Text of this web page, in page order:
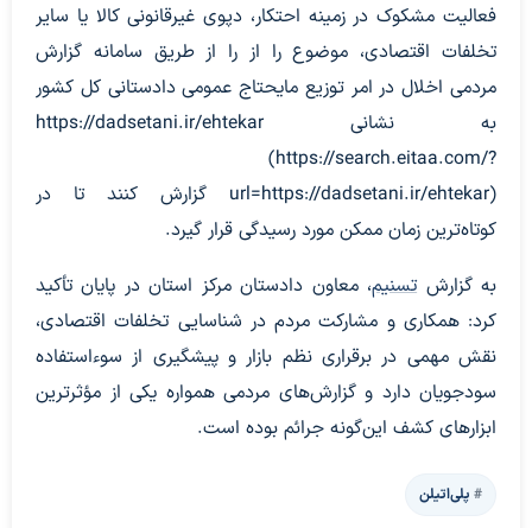
فعالیت مشکوک در زمینه احتکار، دپوی غیرقانونی کالا یا سایر
تخلفات اقتصادی، موضوع را از را از طریق سامانه گزارش
مردمی اخلال در امر توزیع مایحتاج عمومی دادستانی کل کشور
به نشانی https://dadsetani.ir/ehtekar
(https://search.eitaa.com/?
url=https://dadsetani.ir/ehtekar) گزارش کنند تا در
کوتاه‌ترین زمان ممکن مورد رسیدگی قرار گیرد.
به گزارش تسنیم، معاون دادستان مرکز استان در پایان تأکید
کرد: همکاری و مشارکت مردم در شناسایی تخلفات اقتصادی،
نقش مهمی در برقراری نظم بازار و پیشگیری از سوءاستفاده
سودجویان دارد و گزارش‌های مردمی همواره یکی از مؤثرترین
ابزار‌های کشف این‌گونه جرائم بوده است.
پلی‌اتیلن